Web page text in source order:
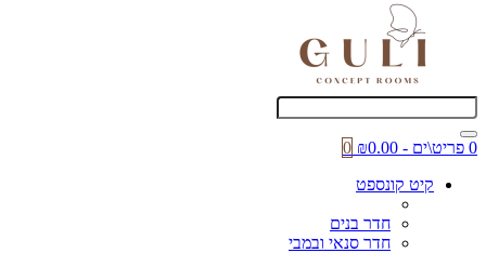
0 פריט\ים - ₪0.00
0
קיט קונספט
חדר בנים
חדר סנאי ובמבי